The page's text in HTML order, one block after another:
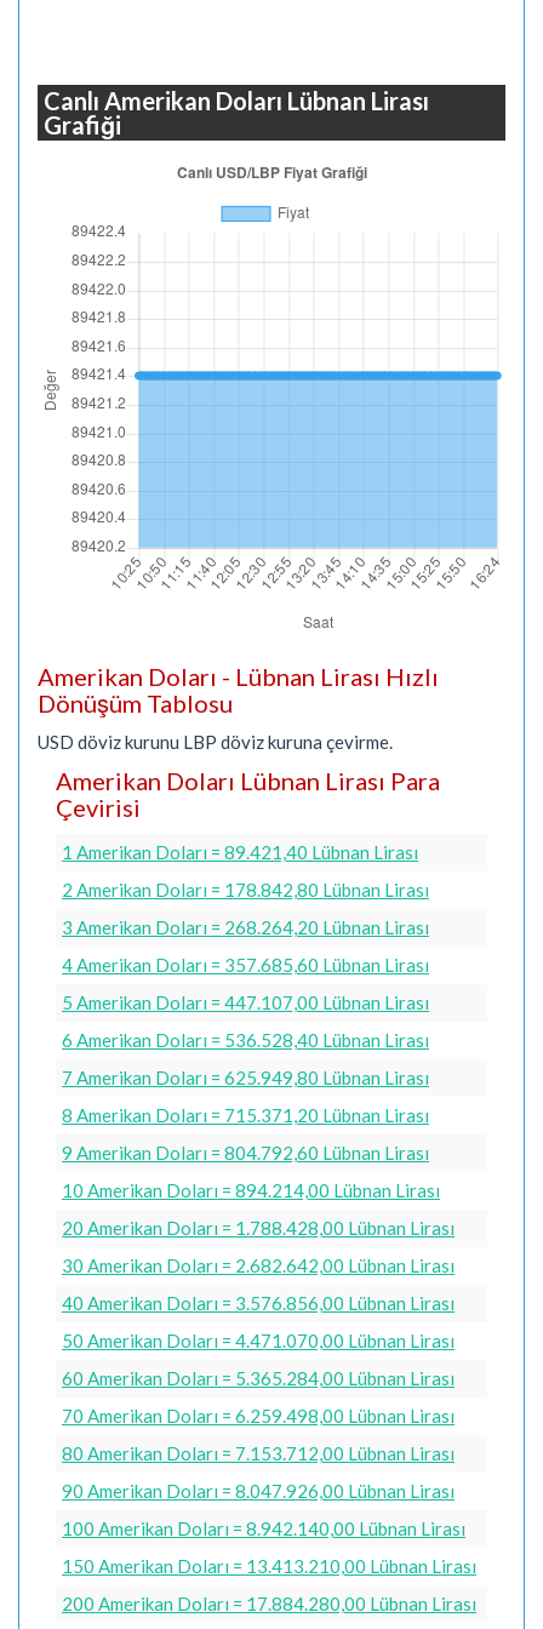
Canlı Amerikan Doları Lübnan Lirası
Grafiği
Amerikan Doları - Lübnan Lirası Hızlı
Dönüşüm Tablosu
USD döviz kurunu LBP döviz kuruna çevirme.
Amerikan Doları Lübnan Lirası Para
Çevirisi
1 Amerikan Doları = 89.421,40 Lübnan Lirası
2 Amerikan Doları = 178.842,80 Lübnan Lirası
3 Amerikan Doları = 268.264,20 Lübnan Lirası
4 Amerikan Doları = 357.685,60 Lübnan Lirası
5 Amerikan Doları = 447.107,00 Lübnan Lirası
6 Amerikan Doları = 536.528,40 Lübnan Lirası
7 Amerikan Doları = 625.949,80 Lübnan Lirası
8 Amerikan Doları = 715.371,20 Lübnan Lirası
9 Amerikan Doları = 804.792,60 Lübnan Lirası
10 Amerikan Doları = 894.214,00 Lübnan Lirası
20 Amerikan Doları = 1.788.428,00 Lübnan Lirası
30 Amerikan Doları = 2.682.642,00 Lübnan Lirası
40 Amerikan Doları = 3.576.856,00 Lübnan Lirası
50 Amerikan Doları = 4.471.070,00 Lübnan Lirası
60 Amerikan Doları = 5.365.284,00 Lübnan Lirası
70 Amerikan Doları = 6.259.498,00 Lübnan Lirası
80 Amerikan Doları = 7.153.712,00 Lübnan Lirası
90 Amerikan Doları = 8.047.926,00 Lübnan Lirası
100 Amerikan Doları = 8.942.140,00 Lübnan Lirası
150 Amerikan Doları = 13.413.210,00 Lübnan Lirası
200 Amerikan Doları = 17.884.280,00 Lübnan Lirası